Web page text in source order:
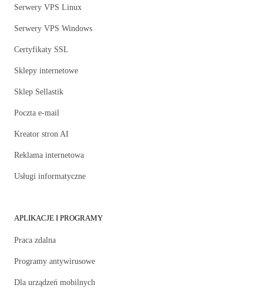
Serwery VPS Linux
Serwery VPS Windows
Certyfikaty SSL
Sklepy internetowe
Sklep Sellastik
Poczta e-mail
Kreator stron AI
Reklama internetowa
Usługi informatyczne
APLIKACJE I PROGRAMY
Praca zdalna
Programy antywirusowe
Dla urządzeń mobilnych